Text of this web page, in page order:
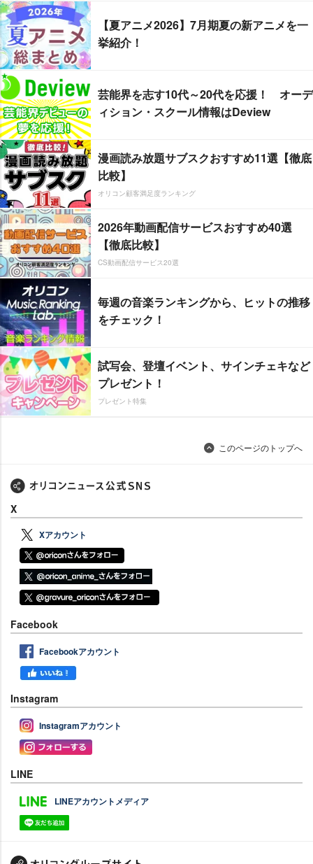
【夏アニメ2026】7月期夏の新アニメを一
挙紹介！
芸能界を志す10代～20代を応援！ オーデ
ィション・スクール情報はDeview
漫画読み放題サブスクおすすめ11選【徹底
比較】
オリコン顧客満足度ランキング
2026年動画配信サービスおすすめ40選
【徹底比較】
CS動画配信サービス20選
毎週の音楽ランキングから、ヒットの推移
をチェック！
試写会、登壇イベント、サインチェキなど
プレゼント！
プレゼント特集
このページのトップへ
X
Xアカウント
Facebook
Facebookアカウント
Instagram
Instagramアカウント
LINE
LINEアカウントメディア